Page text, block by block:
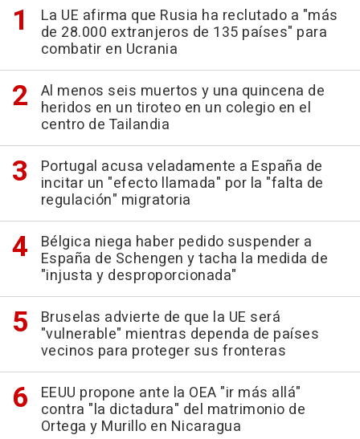
La UE afirma que Rusia ha reclutado a "más
de 28.000 extranjeros de 135 países" para
combatir en Ucrania
Al menos seis muertos y una quincena de
heridos en un tiroteo en un colegio en el
centro de Tailandia
Portugal acusa veladamente a España de
incitar un "efecto llamada" por la "falta de
regulación" migratoria
Bélgica niega haber pedido suspender a
España de Schengen y tacha la medida de
"injusta y desproporcionada"
Bruselas advierte de que la UE será
"vulnerable" mientras dependa de países
vecinos para proteger sus fronteras
EEUU propone ante la OEA "ir más allá"
contra "la dictadura" del matrimonio de
Ortega y Murillo en Nicaragua